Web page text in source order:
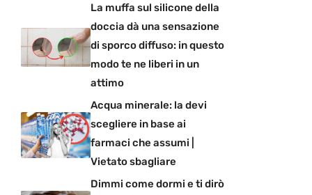
La muffa sul silicone della
doccia dà una sensazione
di sporco diffuso: in questo
modo te ne liberi in un
attimo
Acqua minerale: la devi
scegliere in base ai
farmaci che assumi |
Vietato sbagliare
Dimmi come dormi e ti dirò